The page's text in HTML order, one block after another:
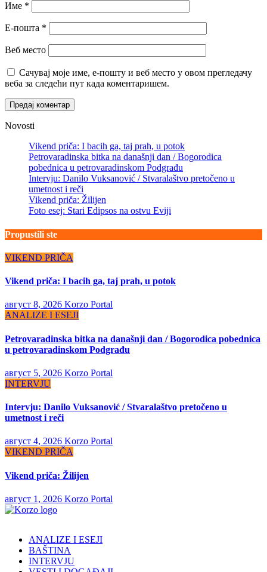
Име *
Е-пошта *
Веб место
Сачувај моје име, е-пошту и веб место у овом прегледачу
веба за следећи пут када коментаришем.
Novosti
Vikend priča: I bacih ga, taj prah, u potok
Petrovaradinska bitka na današnji dan / Bogorodica
pobednica u petrovaradinskom Podgrađu
Intervju: Danilo Vuksanović / Stvaralaštvo pretočeno u
umetnost i reči
Vikend priča: Žilijen
Foto esej: Stari Edipsos na ostvu Eviji
Propustili ste
VIKEND PRIČA
Vikend priča: I bacih ga, taj prah, u potok
август 8, 2026 Korzo Portal
ANALIZE I ESEJI
Petrovaradinska bitka na današnji dan / Bogorodica pobednica
u petrovaradinskom Podgrađu
август 5, 2026 Korzo Portal
INTERVJU
Intervju: Danilo Vuksanović / Stvaralaštvo pretočeno u
umetnost i reči
август 4, 2026 Korzo Portal
VIKEND PRIČA
Vikend priča: Žilijen
август 1, 2026 Korzo Portal
ANALIZE I ESEJI
BAŠTINA
INTERVJU